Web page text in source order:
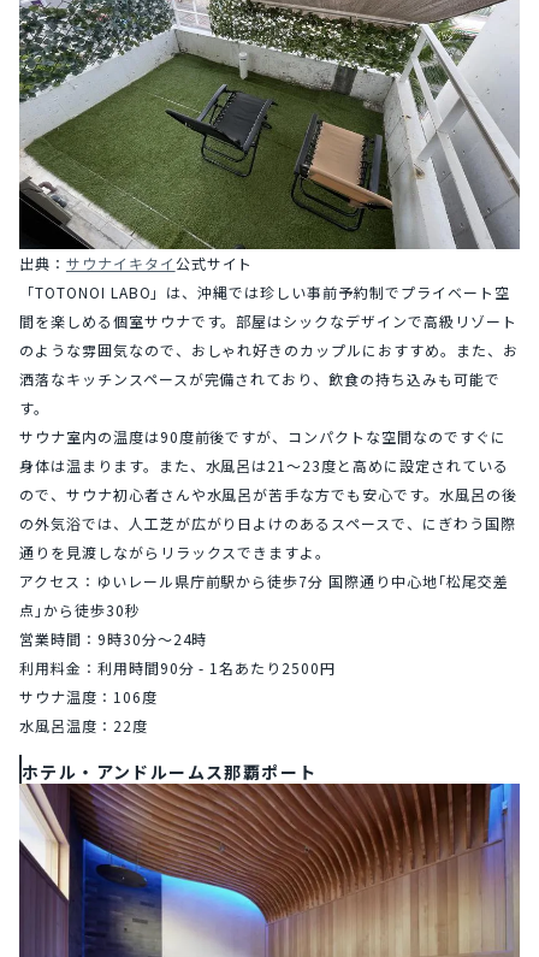
出典： サウナイキタイ公式サイト
「TOTONOI LABO」は、沖縄では珍しい事前予約制でプライベート空
間を楽しめる個室サウナです。部屋はシックなデザインで高級リゾート
のような雰囲気なので、おしゃれ好きのカップルにおすすめ。また、お
洒落なキッチンスペースが完備されており、飲食の持ち込みも可能で
す。
サウナ室内の温度は90度前後ですが、コンパクトな空間なのですぐに
身体は温まります。また、水風呂は21〜23度と高めに設定されている
ので、サウナ初心者さんや水風呂が苦手な方でも安心です。水風呂の後
の外気浴では、人工芝が広がり日よけのあるスペースで、にぎわう国際
通りを見渡しながらリラックスできますよ。
アクセス：ゆいレール県庁前駅から徒歩7分 国際通り中心地｢松尾交差
点｣から徒歩30秒
営業時間：9時30分〜24時
利用料金：利用時間90分 - 1名あたり2500円
サウナ温度：106度
水風呂温度：22度
ホテル・アンドルームス那覇ポート